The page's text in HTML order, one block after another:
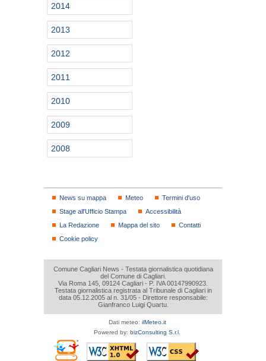
2014
2013
2012
2011
2010
2009
2008
News su mappa Meteo
Termini d'uso
Stage all'Ufficio Stampa
Accessibilità
La Redazione
Mappa del sito
Contatti
Cookie policy
Comune Cagliari News - Testata giornalistica quotidiana
del Comune di Cagliari.
Via Roma 145, 09124 Cagliari - P. IVA 00147990923.
Testata giornalistica registrata al Tribunale di Cagliari in
data 05.12.2005 al n. 31/05 - Direttore responsabile:
Gianfranco Luigi Quartu.
Dati meteo: ilMeteo.it
Powered by: bizConsulting S.r.l.